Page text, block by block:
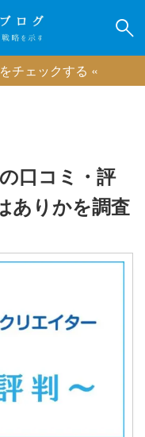
ト
ト
チェックする «
口コミ・評
ありかを調査